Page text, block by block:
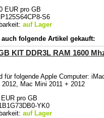
EUR pro GB
S6
auf Lager
folgende Artikel gekauft:
KIT DDR3L RAM 1600
für folgende Apple Computer:
Mac Mini 2011 + 2012
pro GB
YK0
auf Lager